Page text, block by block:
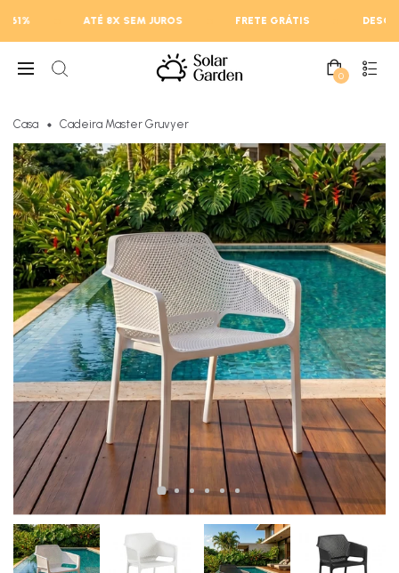
ATÉ 8X SEM JUROS FRETE GRÁTIS DESCONTOS
0
Casa Cadeira Master Gruvyer